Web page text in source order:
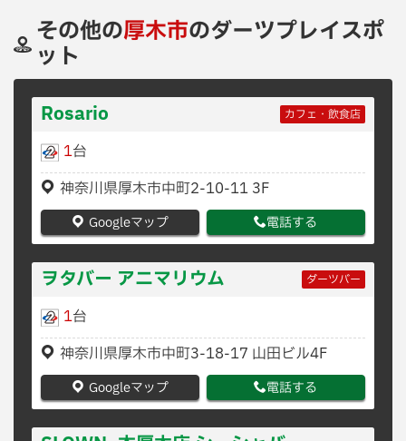
その他の厚木市のダーツプレイスポ
ット
Rosario カフェ・飲食店
1台
神奈川県厚木市中町2-10-11 3F
Googleマップ 電話する
ヲタバー アニマリウム ダーツバー
1台
神奈川県厚木市中町3-18-17 山田ビル4F
Googleマップ 電話する